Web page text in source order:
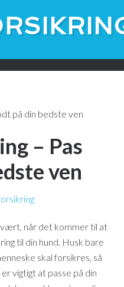
Blog
på din bedste ven
– Pas
ven
når det kommer til at
til din hund. Husk bare
skal forsikres, så
vigtigt at passe på din